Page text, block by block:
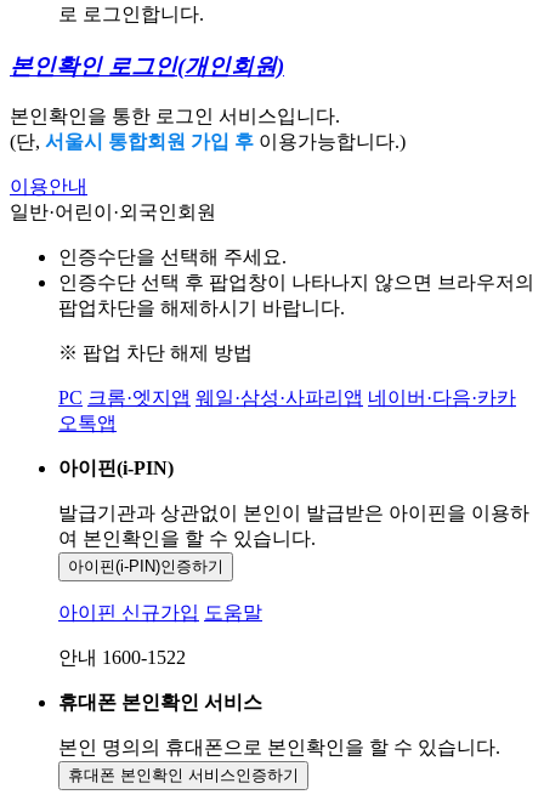
로 로그인합니다.
본인확인 로그인(개인회원)
본인확인을 통한 로그인 서비스입니다.
(단, 서울시 통합회원 가입 후 이용가능합니다.)
이용안내
일반·어린이·외국인회원
인증수단을 선택해 주세요.
인증수단 선택 후 팝업창이 나타나지 않으면 브라우저의
팝업차단을 해제하시기 바랍니다.
※ 팝업 차단 해제 방법
PC 크롬·엣지앱 웨일·삼성·사파리앱 네이버·다음·카카
오톡앱
아이핀(i-PIN)
발급기관과 상관없이 본인이 발급받은 아이핀을 이용하
여 본인확인을 할 수 있습니다.
아이핀(i-PIN)인증하기
아이핀 신규가입 도움말
안내 1600-1522
휴대폰 본인확인 서비스
본인 명의의 휴대폰으로 본인확인을 할 수 있습니다.
휴대폰 본인확인 서비스인증하기